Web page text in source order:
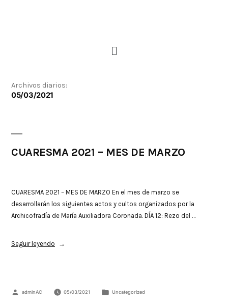
Archivos diarios:
05/03/2021
CUARESMA 2021 – MES DE MARZO
CUARESMA 2021 – MES DE MARZO En el mes de marzo se
desarrollarán los siguientes actos y cultos organizados por la
Archicofradía de María Auxiliadora Coronada. DÍA 12: Rezo del …
Seguir leyendo
adminAC 05/03/2021 Uncategorized